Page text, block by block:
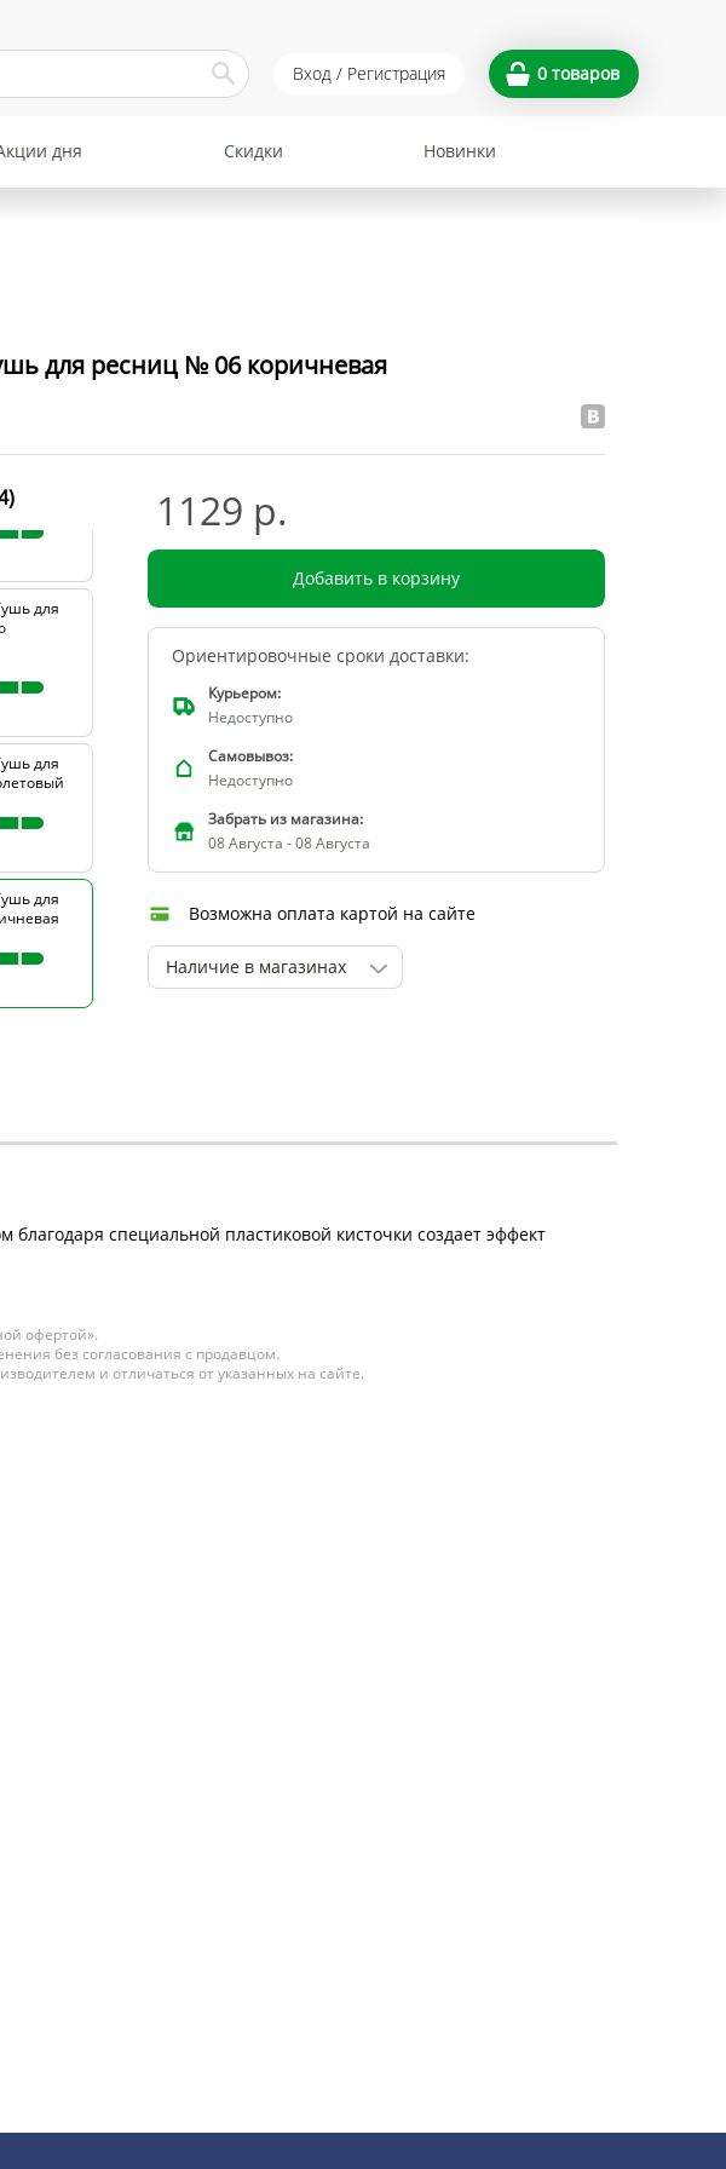
Вход / Регистрация 0 товаров
дня Скидки Новинки
для ресниц № 06 коричневая
для
для
для
1129 р.
Добавить в корзину
Ориентировочные сроки доставки:
Курьером:
Недоступно
Самовывоз:
Недоступно
Забрать из магазина:
08 Августа - 08 Августа
Возможна оплата картой на сайте
Наличие в магазинах
специальной пластиковой кисточки создает эффект
офертой».
без согласования с продавцом.
и отличаться от указанных на сайте.